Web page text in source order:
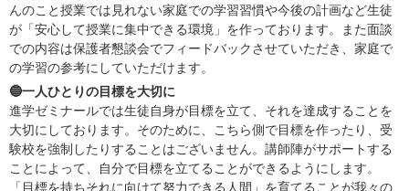
んのこと授業では見れない家庭での学習習慣や今後の計画など生徒
が「安心して授業に集中できる環境」を作っております。また面談
での内容は保護者懇談会でフィードバックさせていただき、家庭で
の学習の参考にしていただけます。
🔵一人ひとりの目標を大切に
進学ゼミナールでは生徒自身が目標を立て、それを達成することを
大切にしております。そのために、こちら側で目標を作ったり、受
験校を強制したりすることはございません。講師陣がサポートする
ことによって、自分で目標を立てることができるようにします。
「目標を持ちそれに向けて努力できる人間」を育てることが我々の